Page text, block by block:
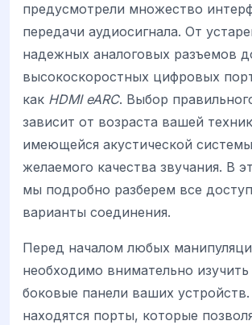
предусмотрели множество
передачи аудиосигнала. От
надежных аналоговых разъемов
высокоскоростных цифровых
как HDMI eARC. Выбор
зависит от возраста вашей
имеющейся акустической
желаемого качества звучания. В
мы подробно разберем все
варианты соединения.
Перед началом любых
необходимо внимательно изучить
боковые панели ваших
находятся порты, которые